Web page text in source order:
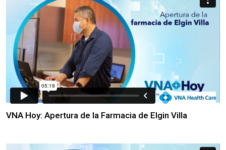
VNA Hoy: Apertura de la Farmacia de Elgin Villa